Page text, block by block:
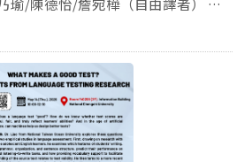
間：5月27日（三）